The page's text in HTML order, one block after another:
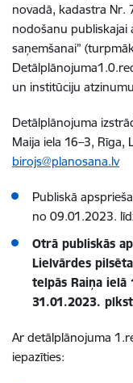
novadā, kadastra Nr.
nodošanu publiskajai
saņemšanai”
Detālplānojuma
un institūciju
Detālplānojuma
Maija iela 16–3, Rīga,
birojs@planosana.lv
Publiskā
no 09.01.2023.
Otrā publiskās
Lielvārdes
telpās Raiņa ielā
31.01.2023.
Ar detālplānojuma
iepazīties: